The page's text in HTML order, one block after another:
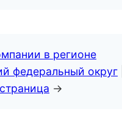
в регионе
федеральный округ
→